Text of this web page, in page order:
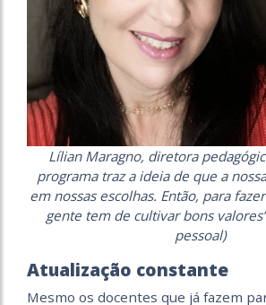
Lílian Maragno, diretora
programa traz a ideia de que a
em nossas escolhas. Então, para
gente tem de cultivar bons
pessoal)
Atualização constante
Mesmo os docentes que já fazem